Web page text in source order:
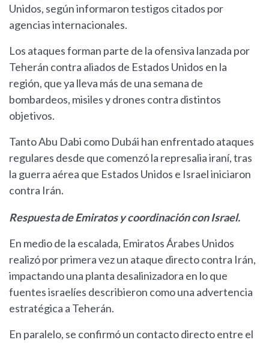
Unidos, según informaron testigos citados por
agencias internacionales.
Los ataques forman parte de la ofensiva lanzada por
Teherán contra aliados de Estados Unidos en la
región, que ya lleva más de una semana de
bombardeos, misiles y drones contra distintos
objetivos.
Tanto Abu Dabi como Dubái han enfrentado ataques
regulares desde que comenzó la represalia iraní, tras
la guerra aérea que Estados Unidos e Israel iniciaron
contra Irán.
Respuesta de Emiratos y coordinación con Israel.
En medio de la escalada, Emiratos Árabes Unidos
realizó por primera vez un ataque directo contra Irán,
impactando una planta desalinizadora en lo que
fuentes israelíes describieron como una advertencia
estratégica a Teherán.
En paralelo, se confirmó un contacto directo entre el